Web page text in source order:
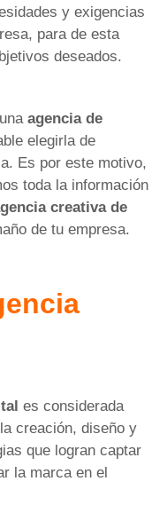
y exigencias
para de esta
deseados.
agencia de
elegirla de
Es por este motivo,
toda la información
creativa de
de tu empresa.
es considerada
creación, diseño y
que logran captar
la marca en el